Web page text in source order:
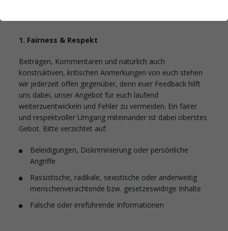
1. Fairness & Respekt
Beiträgen, Kommentaren und natürlich auch
konstruktiven, kritischen Anmerkungen von euch stehen
wir jederzeit offen gegenüber, denn euer Feedback hilft
uns dabei, unser Angebot für euch laufend
weiterzuentwickeln und Fehler zu vermeiden. Ein fairer
und respektvoller Umgang miteinander ist dabei oberstes
Gebot. Bitte verzichtet auf:
Beleidigungen, Diskriminierung oder persönliche
Angriffe
Rassistische, radikale, sexistische oder anderweitig
menschenverachtende bzw. gesetzeswidrige Inhalte
Falsche oder irreführende Informationen